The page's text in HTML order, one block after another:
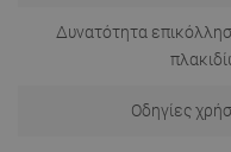
Δυνατότητα
Οδηγίες